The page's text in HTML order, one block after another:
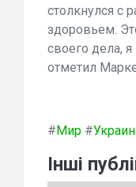
столкнулся с
здоровьем.
своего дела,
отметил
#Мир #
Інші